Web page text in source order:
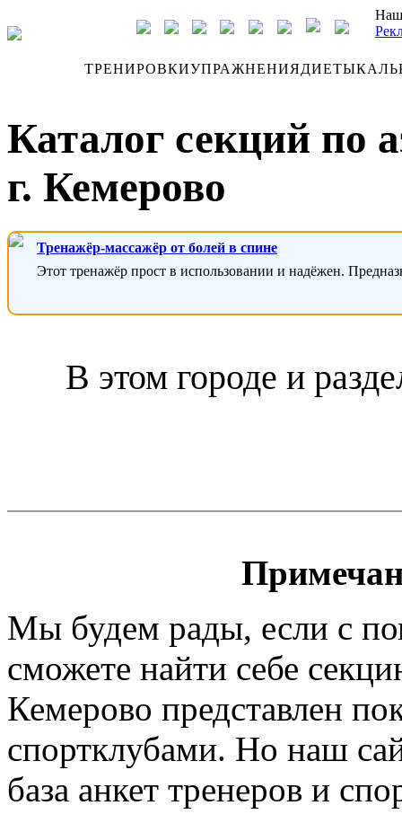
ТРЕНИРОВКИУПРАЖНЕНИЯДИЕТЫ
Каталог секций по
г. Кемерово
Тренажёр-массажёр от болей в спине
Этот тренажёр прост в использовании и надёжен.
В этом городе и
Мы будем рады, если с
сможете найти себе
Кемерово представлен
спортклубами. Но наш
база анкет тренеров и